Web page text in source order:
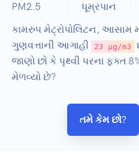
PM2.5 ધૂમ્રપાન
કામરુપ મેટ્રોપોલિટન, આસામ
ગુણવત્તાની આગાહી
23 µg/m3
જાણો છો કે પૃથ્વી પરના ફક્ત
મેળવ્યો છે?
તમે કેમ છો?